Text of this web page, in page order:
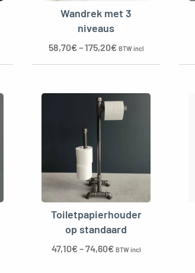
Wandrek met 3
niveaus
58,70€–175,20€ BTW incl
Toiletpapierhouder
op standaard
47,10€–74,60€ BTW incl